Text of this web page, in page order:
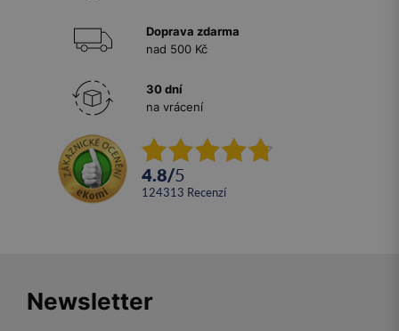
Doprava zdarma
nad 500 Kč
30 dní
na vrácení
4.8/5
124313 recenzí
Newsletter